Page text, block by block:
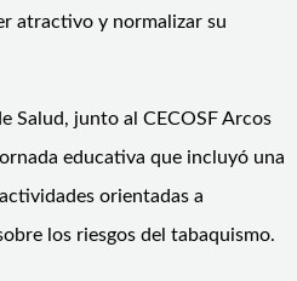
atractivo y normalizar su
Salud, junto al CECOSF Arcos
educativa que incluyó una
orientadas a
los riesgos del tabaquismo.